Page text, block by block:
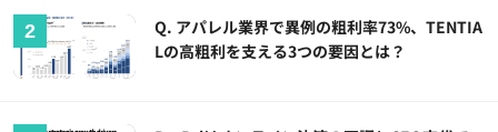
Q. アパレル業界で異例の粗利率73%、TENTIA
Lの高粗利を支える3つの要因とは？